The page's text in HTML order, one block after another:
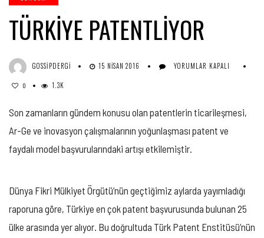
TÜRKİYE PATENTLİYOR
GOSSIPDERGI 15 NISAN 2016
TÜRKİYE
YORUMLAR KAPALI
0 1.3K
Son zamanların gündem konusu olan patentlerin ticarileşmesi,
Ar-Ge ve inovasyon çalışmalarının yoğunlaşması patent ve
faydalı model başvurularındaki artışı etkilemiştir.
Dünya Fikri Mülkiyet Örgütü’nün geçtiğimiz aylarda yayımladığı
raporuna göre, Türkiye en çok patent başvurusunda bulunan 25
ülke arasında yer alıyor. Bu doğrultuda Türk Patent Enstitüsü’nün